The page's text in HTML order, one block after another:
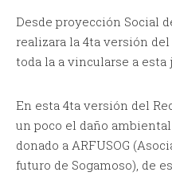
Desde proyección Social
realizara la 4ta versión
toda la a vincularse a esta
En esta 4ta versión del
un poco el daño
donado a ARFUSOG
futuro de Sogamoso), de